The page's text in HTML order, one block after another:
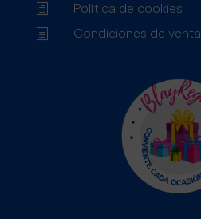
h Política de cookies
h Condiciones de venta